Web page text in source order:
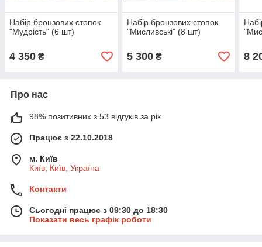
Набір бронзових стопок
"Мудрість" (6 шт)
4 350 ₴
Набір бронзових стопок
"Мисливські" (8 шт)
5 300₴ 8
Про нас
98% позитивних з 53 відгуків за рік
Працює з 22.10.2018
м. Київ
Київ, Київ, Україна
Контакти
Сьогодні працює з 09:30 до 18:30
Показати весь графік роботи